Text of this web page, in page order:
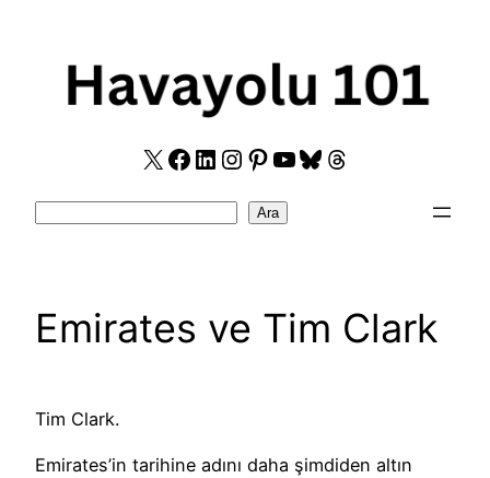
X Facebook
LinkedIn
Instagram
Pinterest
YouTube
Bluesky
Threads
Ara
Emirates ve Tim Clark
Tim Clark.
Emirates’in tarihine adını daha şimdiden altın